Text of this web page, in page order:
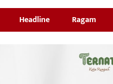
Headline Ragam